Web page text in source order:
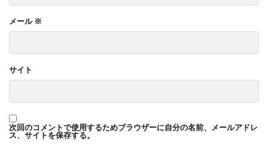
メール ※
サイト
次回のコメントで使用するためブラウザーに自分の名前、メールアドレ
ス、サイトを保存する。